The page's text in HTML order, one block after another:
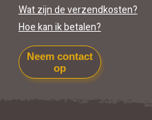
Wat zijn de verzendkosten?
Hoe kan ik betalen?
Neem contact
op